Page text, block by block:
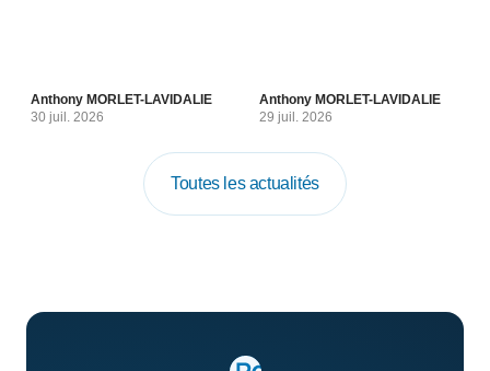
Anthony MORLET-LAVIDALIE
30 juil. 2026
Anthony MORLET-LAVIDALIE
29 juil. 2026
Toutes les actualités